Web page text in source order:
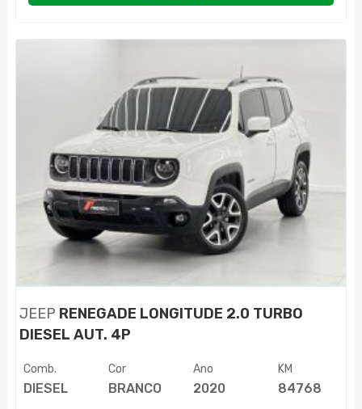
JEEP RENEGADE LONGITUDE 2.0 TURBO
DIESEL AUT. 4P
Comb.
DIESEL
Cor
BRANCO
Ano
2020
KM
84768